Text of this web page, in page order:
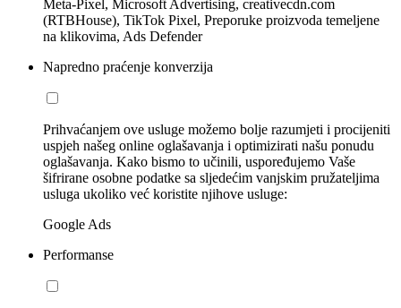
Meta-Pixel, Microsoft Advertising, creativecdn.com
(RTBHouse), TikTok Pixel, Preporuke proizvoda temeljene
na klikovima, Ads Defender
Napredno praćenje konverzija
Prihvaćanjem ove usluge možemo bolje razumjeti i procijeniti
uspjeh našeg online oglašavanja i optimizirati našu ponudu
oglašavanja. Kako bismo to učinili, uspoređujemo Vaše
šifrirane osobne podatke sa sljedećim vanjskim pružateljima
usluga ukoliko već koristite njihove usluge:
Google Ads
Performanse